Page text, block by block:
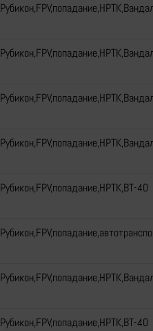
Рубикон,FPV,попадание,НРТК,ВТ-40
Рубикон,FPV,попадание,НРТК,ВТ-40